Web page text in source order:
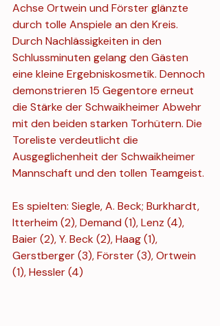
Achse Ortwein und Förster glänzte
durch tolle Anspiele an den Kreis.
Durch Nachlässigkeiten in den
Schlussminuten gelang den Gästen
eine kleine Ergebniskosmetik. Dennoch
demonstrieren 15 Gegentore erneut
die Stärke der Schwaikheimer Abwehr
mit den beiden starken Torhütern. Die
Toreliste verdeutlicht die
Ausgeglichenheit der Schwaikheimer
Mannschaft und den tollen Teamgeist.
Es spielten: Siegle, A. Beck; Burkhardt,
Itterheim (2), Demand (1), Lenz (4),
Baier (2), Y. Beck (2), Haag (1),
Gerstberger (3), Förster (3), Ortwein
(1), Hessler (4)